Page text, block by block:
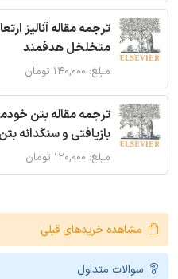
ترجمه مقاله آنالیز
متخلخل هدفمند
مبلغ: ۱۴۰,۰۰۰ تومان
ترجمه مقاله بتن
بازیافتی و سنگدانه
مبلغ: ۱۲۰,۰۰۰ تومان
مشاهده خریدهای قبلی
سوالات متداول